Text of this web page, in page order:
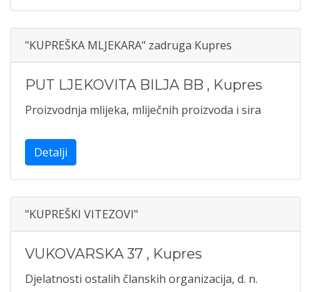
"KUPREŠKA MLJEKARA" zadruga Kupres
PUT LJEKOVITA BILJA BB , Kupres
Proizvodnja mlijeka, mliječnih proizvoda i sira
Detalji
"KUPREŠKI VITEZOVI"
VUKOVARSKA 37 , Kupres
Djelatnosti ostalih članskih organizacija, d. n.